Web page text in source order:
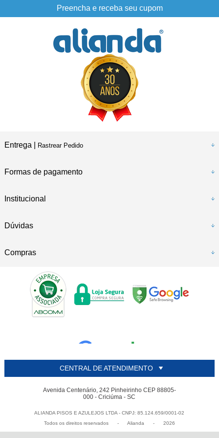
Preencha e receba seu cupom
Entrega | Rastrear Pedido
Formas de pagamento
Institucional
Dúvidas
Compras
CENTRAL DE ATENDIMENTO
Avenida Centenário, 242 Pinheirinho CEP 88805-
000 - Criciúma - SC
ALIANDA PISOS E AZULEJOS LTDA - CNPJ: 85.124.659/0001-02
Todos os direitos reservados
- Alianda - 2026